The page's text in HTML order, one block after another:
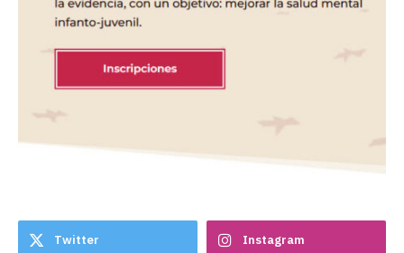
Twitter Instagram